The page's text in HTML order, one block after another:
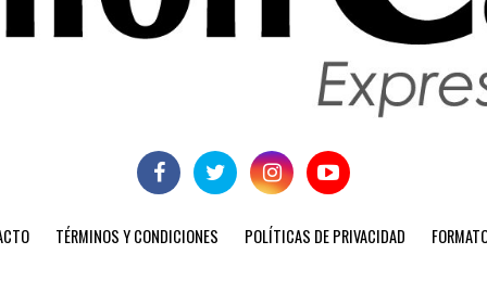
TÉRMINOS Y CONDICIONES POLÍTICAS DE PRIVACIDAD